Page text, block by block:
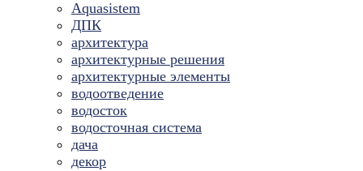
Aquasistem
ДПК
архитектура
архитектурные решения
архитектурные элементы
водоотведение
водосток
водосточная система
дача
декор